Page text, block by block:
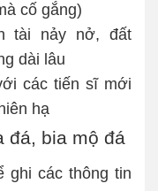
cố gắng)
tài nảy nở, đất
dài lâu
các tiến sĩ mới
hạ
đá, bia mộ đá
ghi các thông tin